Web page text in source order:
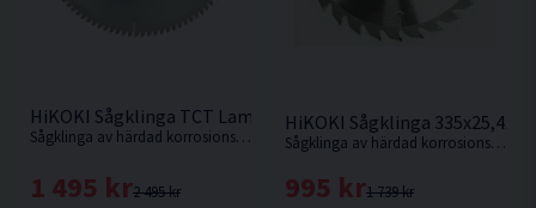
HiKOKI Sågklinga TCT Laminat Aluminium 305x30x2,8mm
Sågklinga av härdad korrosionsbeständigt stål för sågning i hårda och mjuka träslag och även aluminiumsmaterialer.
2 495 kr
1 495 kr
HiKOKI Sågklinga
Sågklinga av härdad korrosionsbeständigt stål för sågning i hårda och mjuka träslag.
1 739 kr
995 kr